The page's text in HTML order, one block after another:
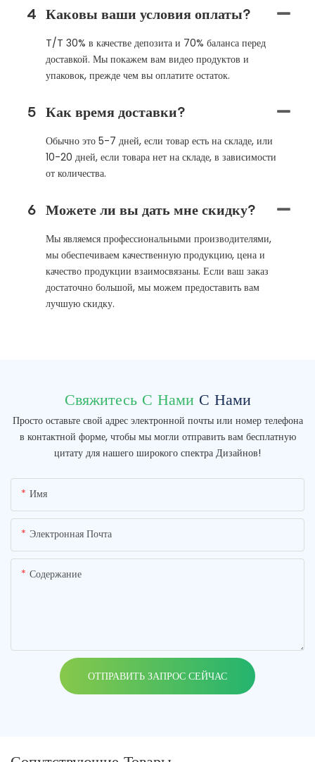
4 Каковы ваши условия оплаты?
T/T 30% в качестве депозита и 70% баланса перед
доставкой. Мы покажем вам видео продуктов и
упаковок, прежде чем вы оплатите остаток.
5 Как время доставки?
Обычно это 5-7 дней, если товар есть на складе, или
10-20 дней, если товара нет на складе, в зависимости
от количества.
6 Можете ли вы дать мне скидку?
Мы являемся профессиональными производителями,
мы обеспечиваем качественную продукцию, цена и
качество продукции взаимосвязаны. Если ваш заказ
достаточно большой, мы можем предоставить вам
лучшую скидку.
Свяжитесь С Нами С Нами
Просто оставьте свой адрес электронной почты или номер телефона
в контактной форме, чтобы мы могли отправить вам бесплатную
цитату для нашего широкого спектра Дизайнов!
Имя
Электронная Почта
Содержание
ОТПРАВИТЬ ЗАПРОС СЕЙЧАС